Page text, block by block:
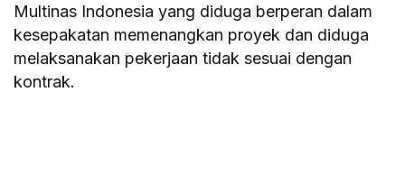
Multinas Indonesia yang diduga berperan dalam
kesepakatan memenangkan proyek dan diduga
melaksanakan pekerjaan tidak sesuai dengan
kontrak.